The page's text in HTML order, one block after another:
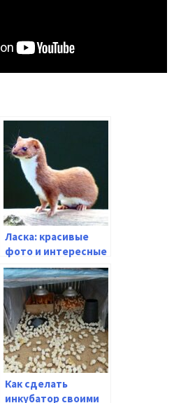
Ласка: красивые
фото и интересные
факты о зверьке
Как сделать
инкубатор своими